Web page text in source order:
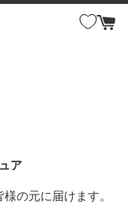
ア
の元に届けます。